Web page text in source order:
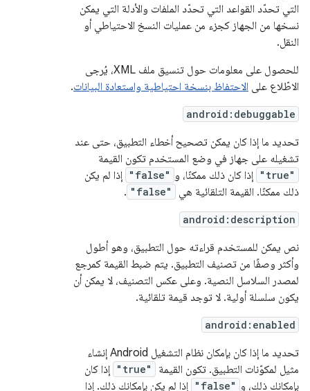
التي تحدّد القواعد التي تحدّد الملفات والأدلة التي يمكن
نسخها من الجهاز كجزء من عمليات النسخ الاحتياطي أو
النقل.
للحصول على معلومات حول تنسيق ملف XML، يُرجى
الاطّلاع على الاحتفاظ بنسخة احتياطية واستعادة البيانات.
android:debuggable
تحديد ما إذا كان يمكن تصحيح أخطاء التطبيق، حتى عند
تشغيله على جهاز في وضع المستخدم تكون القيمة
"true" إذا كان ذلك ممكنًا، و "false"
إذا لم يكن
ذلك ممكنًا. القيمة التلقائية هي
"false"
.
android:description
نص يمكن للمستخدم قراءته حول التطبيق، وهو أطول
وأكثر وصفًا من تصنيف التطبيق. يتم ضبط القيمة كمرجع
لمصدر السلاسل النصية. وعلى عكس التصنيف، لا يمكن أن
يكون سلسلة أولية. لا توجد قيمة تلقائية.
android:enabled
تحديد ما إذا كان بإمكان نظام التشغيل Android إنشاء
مثيل لمكوّنات التطبيق. تكون القيمة
"true"
إذا كان
بإمكانك ذلك، و "false" إذا لم يكن بإمكانك ذلك. إذا